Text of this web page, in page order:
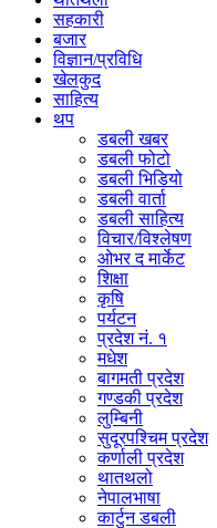
सहकारी
बजार
विज्ञान/प्रविधि
खेलकुद
साहित्य
थप
डबली खबर
डबली फोटो
डबली भिडियो
डबली वार्ता
डबली साहित्य
विचार/विश्‍लेषण
ओभर द मार्केट
शिक्षा
कृषि
पर्यटन
प्रदेश नं. १
मधेश
बागमती प्रदेश
गण्डकी प्रदेश
लुम्बिनी
सुदूरपश्चिम प्रदेश
कर्णाली प्रदेश
थातथलो
नेपालभाषा
कार्टुन डबली